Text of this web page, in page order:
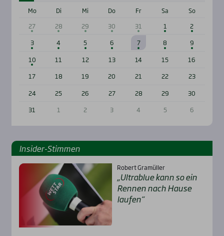
Mo Di Mi Do Fr Sa
So
27
28 29 30 31 1
2
3
4 5 6 7 8
9
10
11 12 13 14 15
16
17
18 19 20 21 22
23
24
25 26 27 28 29
30
31
1 2 3 4 5 6
Insi­der-Stim­men
Robert Gramüller
„Ultra­b­lue kann so ein
Ren­nen nach Hau­se
lau­fen“